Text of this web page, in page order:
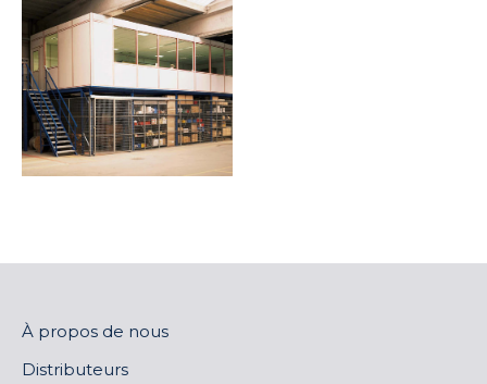
À propos de nous
Distributeurs